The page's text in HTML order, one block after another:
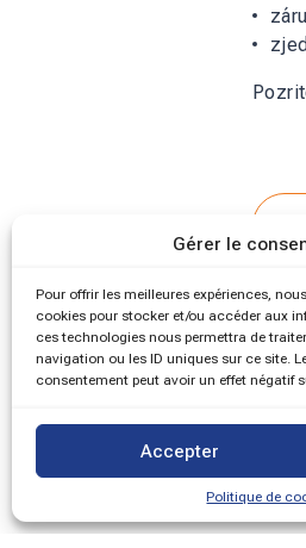
Gérer le
Pour offrir les meilleures expériences,
cookies pour stocker et/ou accéder aux
ces technologies nous permettra de
navigation ou les ID uniques sur ce site.
consentement peut avoir un effet négatif
Accepter
Politique de